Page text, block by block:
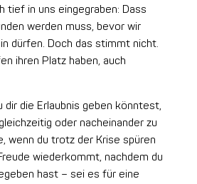
tief in uns eingegraben: Dass
werden muss, bevor wir
dürfen. Doch das stimmt nicht.
ihren Platz haben, auch
dir die Erlaubnis geben könntest,
oder nacheinander zu
wenn du trotz der Krise spüren
wiederkommt, nachdem du
hast – sei es für eine